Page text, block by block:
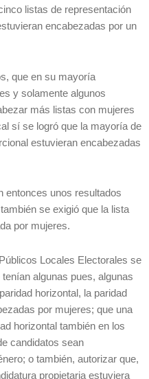
listas de representación
encabezadas por un
que en su mayoría
y solamente algunos
más listas con mujeres
sí se logró que la mayoría de
estuvieran encabezadas
entonces unos resultados
se exigió que la lista
por mujeres.
Locales Electorales se
algunas pues, algunas
horizontal, la paridad
por mujeres; que una
horizontal también en los
candidatos sean
o también, autorizar que,
propietaria estuviera